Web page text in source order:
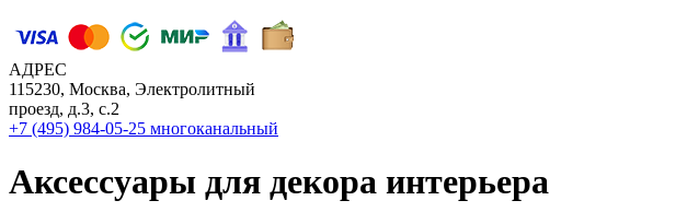
АДРЕС
115230, Москва, Электролитный
проезд, д.3, с.2
+7 (495) 984-05-25 многоканальный
Аксессуары для декора интерьера